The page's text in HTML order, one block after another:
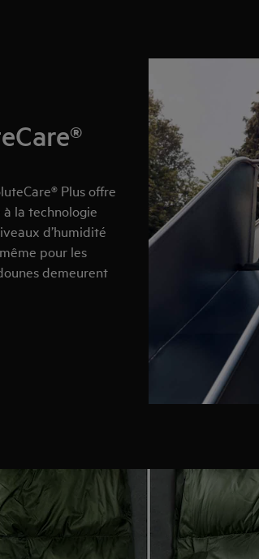
® Plus offre
à la technologie
d’humidité
pour les
demeurent